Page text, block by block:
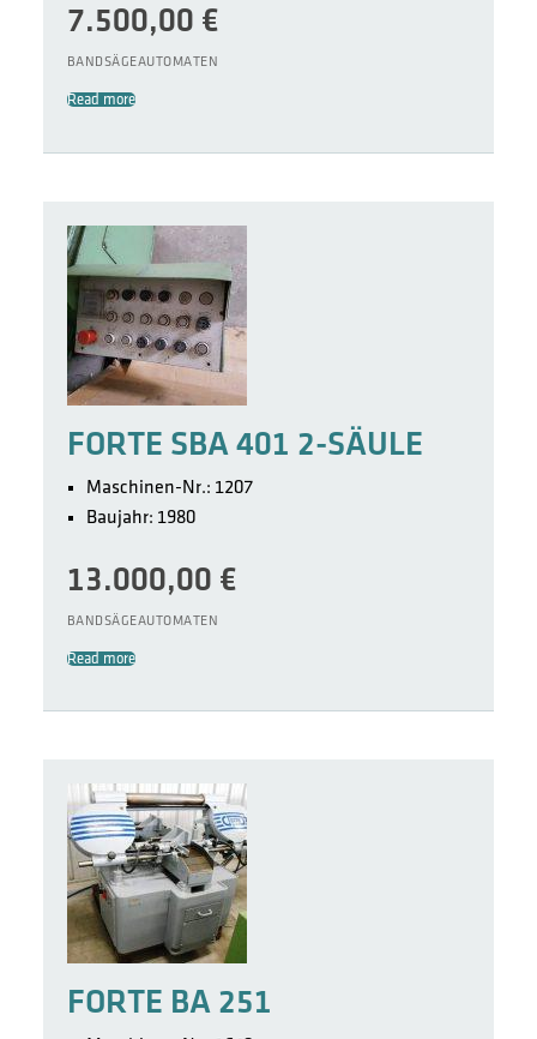
7.500,00 €
BANDSÄGEAUTOMATEN
Read more
FORTE SBA 401 2-SÄULE
Maschinen-Nr.: 1207
Baujahr: 1980
13.000,00 €
BANDSÄGEAUTOMATEN
Read more
FORTE BA 251